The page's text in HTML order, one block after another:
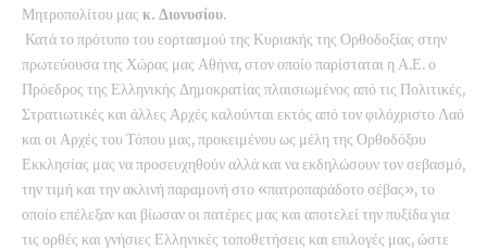
Μητροπολίτου μας κ. Διονυσίου.
Κατά το πρότυπο του εορτασμού της Κυριακής της Ορθοδοξίας στην
πρωτεύουσα της Χώρας μας Αθήνα, στον οποίο παρίσταται η Α.Ε. ο
Πρόεδρος της Ελληνικής Δημοκρατίας πλαισιωμένος από τις Πολιτικές,
Στρατιωτικές και άλλες Αρχές καλούνται εκτός από τον φιλόχριστο Λαό
και οι Αρχές του Τόπου μας, προκειμένου ως μέλη της Ορθοδόξου
Εκκλησίας μας να προσευχηθούν αλλά και να εκδηλώσουν τον σεβασμό,
την τιμή και την ακλινή παραμονή στο «πατροπαράδοτο σέβας», το
οποίο επέλεξαν και βίωσαν οι πατέρες μας και αποτελεί την πυξίδα για
τις ορθές και γνήσιες Ελληνικές τοποθετήσεις και επιλογές μας, ώστε